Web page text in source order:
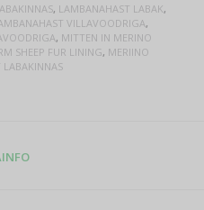
, LAMBANAHAST LABAK,
VILLAVOODRIGA,
, MITTEN IN MERINO
SHEEP FUR LINING, MERIINO